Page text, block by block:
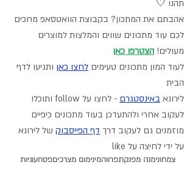
תהנו 🤍
אהבתם את המתכון? בקבוצת הוואטסאפ מחכים
לכם עוד מתכונים שווים והמלצות למוצרים
מעולים! הצטרפו כאן
לעוד המון מתכונים טעימים לחצו כאן ותגיעו לדף
הבית
לירונא באינסטגרם
- לחצו על follow ותוכלו
לעקוב אחרי ולהתעדכן בעוד מתכונים כיפיים
מוזמנים גם לעקוב דרך דף הפייסבוק של לירונא
על ידי לחיצה על like
צמחונימנה מפנקתפרווהמינימום מצרכיםפסחעוגיות